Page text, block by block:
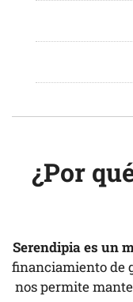
¿Por
Serendipia es un
financiamiento de
nos permite